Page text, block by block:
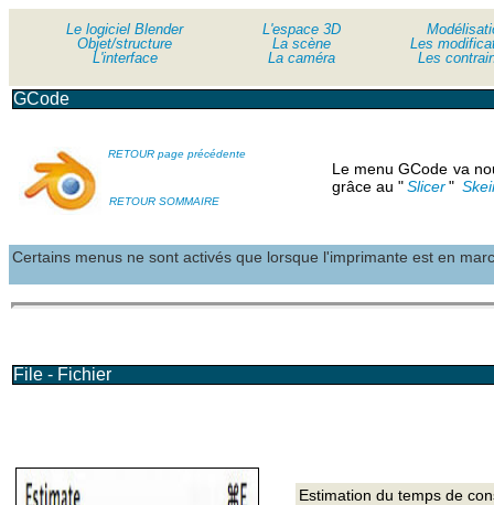
Le logiciel Blender
Objet/structure
L'interface
Le logiciel Blender
Objet/structure
L'interface
L'espace 3D
La scène
La caméra
Les
Les
File - Fichier
Estimation du temps de
GCode
Certains menus ne sont activés que lorsque l'imprimante est en
Le menu GCode va
grâce au "Slicer"
RETOUR page précédente
RETOUR SOMMAIRE